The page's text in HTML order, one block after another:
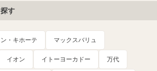
す
ン・キホーテ マックスバリュ
イオン イトーヨーカドー 万代